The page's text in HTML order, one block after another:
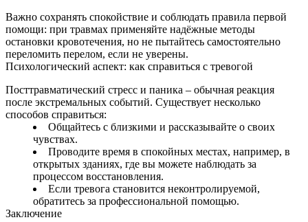
Важно сохранять спокойствие и соблюдать правила первой
помощи: при травмах применяйте надёжные методы
остановки кровотечения, но не пытайтесь самостоятельно
переломить перелом, если не уверены.
Психологический аспект: как справиться с тревогой
Посттравматический стресс и паника – обычная реакция
после экстремальных событий. Существует несколько
способов справиться:
Общайтесь с близкими и рассказывайте о своих
чувствах.
Проводите время в спокойных местах, например, в
открытых зданиях, где вы можете наблюдать за
процессом восстановления.
Если тревога становится неконтролируемой,
обратитесь за профессиональной помощью.
Заключение